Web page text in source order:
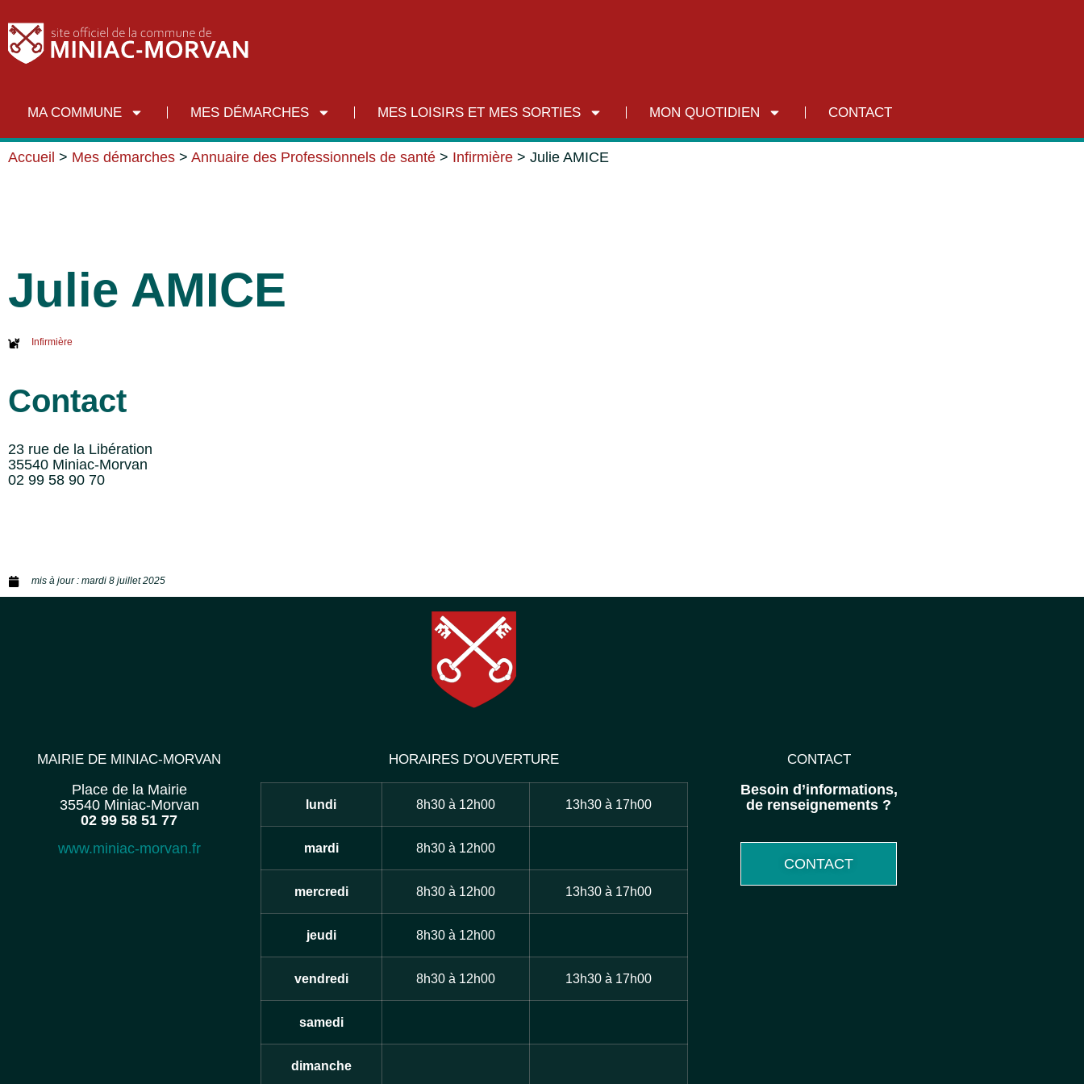
MA COMMUNE MES DÉMARCHES MES LOISIRS ET MES SORTIES MON QUOTIDIEN CONTACT
Accueil > Mes démarches > Annuaire des Professionnels de santé > Infirmière > Julie AMICE
Julie AMICE
Infirmière
Contact
23 rue de la Libération
35540 Miniac-Morvan
02 99 58 90 70
mis à jour : mardi 8 juillet 2025
MAIRIE DE MINIAC-MORVAN
Place de la Mairie
35540 Miniac-Morvan
02 99 58 51 77
www.miniac-morvan.fr
HORAIRES D'OUVERTURE
lundi 8h30 à 12h00 13h30 à 17h00
mardi 8h30 à 12h00
mercredi 8h30 à 12h00 13h30 à 17h00
jeudi 8h30 à 12h00
vendredi 8h30 à 12h00 13h30 à 17h00
samedi
dimanche
CONTACT
Besoin d’informations,
de renseignements ?
CONTACT